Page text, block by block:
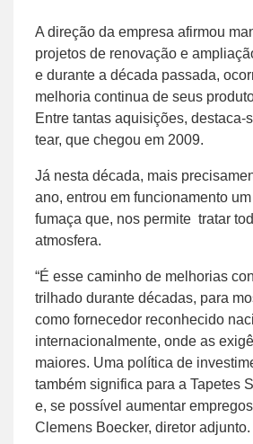
A direção da empresa afirmou
projetos de renovação e
e durante a década passada,
melhoria continua de seus
Entre tantas aquisições, destaca-
tear, que chegou em 2009.
Já nesta década, mais
ano, entrou em funcionamento
fumaça que, nos permite tratar
atmosfera.
“É esse caminho de melhorias
trilhado durante décadas, para
como fornecedor reconhecido
internacionalmente, onde as
maiores. Uma política de
também significa para a Tapetes
e, se possível aumentar
Clemens Boecker, diretor adjunto.